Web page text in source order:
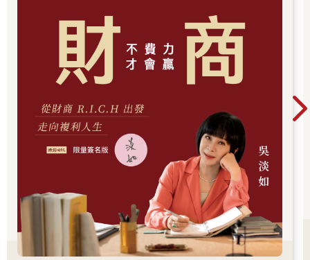
它的正式名稱為「臺灣總督府專賣局煙草內地視察團 各神社 驛頭
旅館スタンプ蒐集日記 紀元兩千六百年神社參拜旅行紀念」（以
下簡稱スタンプ蒐集日記）スタンプ（Stamp）在日文中指的是
戳章或印章，這份蒐集日記不僅收錄了大量的神社、車站、旅館
的戳章，還黏貼了旅館行李吊牌、剪報、明信片、菜單等珍貴資
料，內容豐富多樣，資料本體整個攤開大約七公尺長。
我和雨新討論後，決定出書介紹這本獨特的史料，希望能讓當代
讀者更深入理解它背後的歷史脈絡與時代意義。在這過程中，非
常感謝前衛出版社的副社長君亭，以及鍾淑敏老師、蔡錦堂老
傑學長、陳學祈、陳冠志、陳佳鴻、陳介宇、林雨新、吳淳畇、
藍博瀚、李品誼、鳳氣至純平學長、徐聖凱學長、莊潔、王敬翔
學長等學友前輩，提供我專業且寶貴的意見。非常感謝我的妻子
許雅玲，她在我書寫過程當中給我的建議，以及花了非常多時間
仔細地檢閱內容。